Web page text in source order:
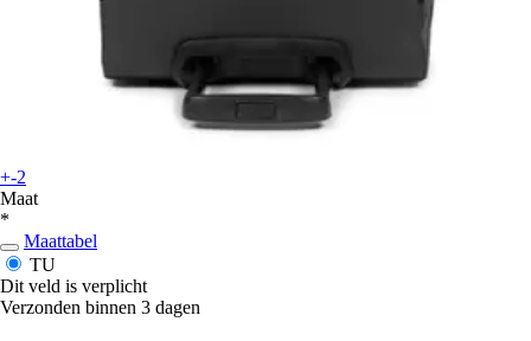
+-2
Maat
*
Maattabel
TU
Dit veld is verplicht
Verzonden binnen 3 dagen